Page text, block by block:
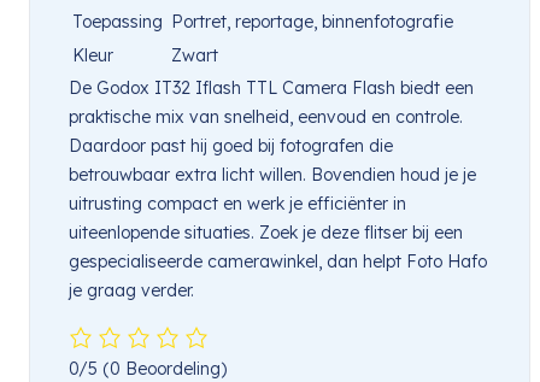
Toepassing Portret, reportage, binnenfotografie
Kleur
Zwart
De Godox IT32 Iflash TTL Camera Flash biedt een
praktische mix van snelheid, eenvoud en controle.
Daardoor past hij goed bij fotografen die
betrouwbaar extra licht willen. Bovendien houd je je
uitrusting compact en werk je efficiënter in
uiteenlopende situaties. Zoek je deze flitser bij een
gespecialiseerde camerawinkel, dan helpt Foto Hafo
je graag verder.
0/5 (0 Beoordeling)